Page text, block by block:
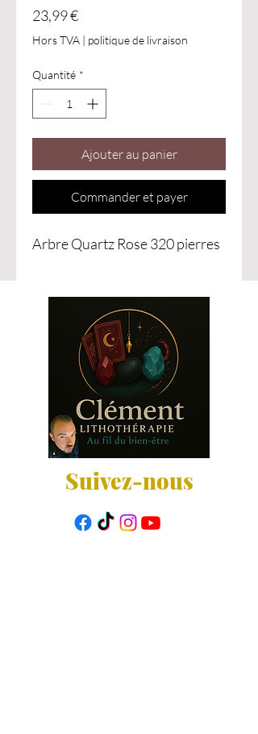
23,99 €Prix
Hors TVA | politique de livraison
Quantité *
Ajouter au panier
Commander et payer
Arbre Quartz Rose 320 pierres
Suivez-nous